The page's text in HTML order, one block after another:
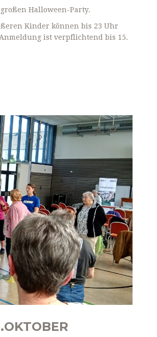
Halloween-Party.
Kinder können bis 23 Uhr
ist verpflichtend bis 15.